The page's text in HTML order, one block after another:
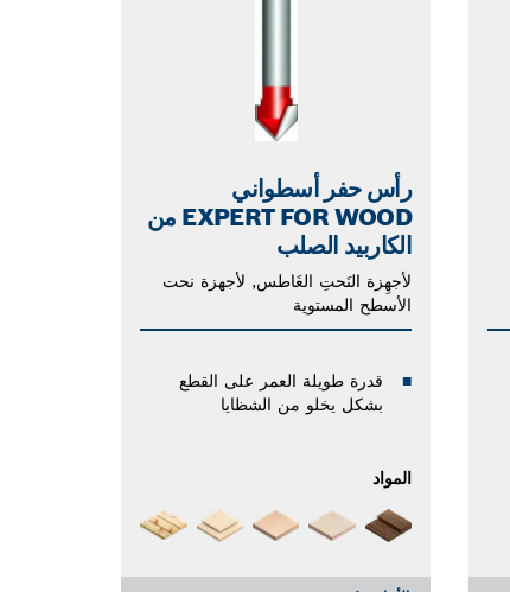
رأس حفر أسطواني
EXPERT FOR WOOD من
الكاربيد الصلب
لأجهِزة النَحتِ الغَاطس, لأجهزة نحت
الأسطح المستوية
قدرة طويلة العمر على القطع
بشكل يخلو من الشظايا
المواد